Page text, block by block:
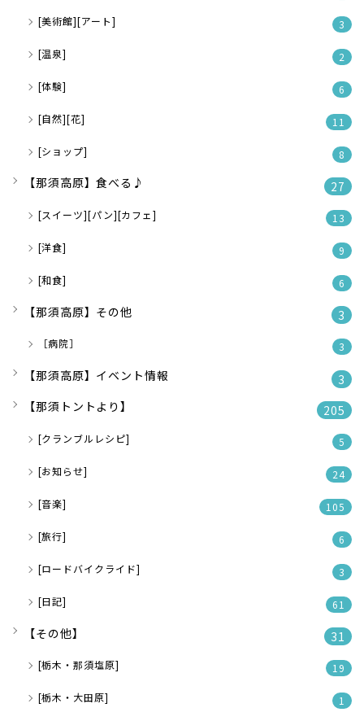
[美術館][アート] 3
[温泉] 2
[体験] 6
[自然][花] 11
[ショップ] 8
【那須高原】食べる♪ 27
[スイーツ][パン][カフェ] 13
[洋食] 9
[和食] 6
【那須高原】その他 3
［病院］ 3
【那須高原】イベント情報
3
【那須トントより】
205
[クランブルレシピ] 5
[お知らせ] 24
[音楽] 105
[旅行] 6
[ロードバイクライド] 3
[日記] 61
【その他】 31
[栃木・那須塩原] 19
[栃木・大田原] 1